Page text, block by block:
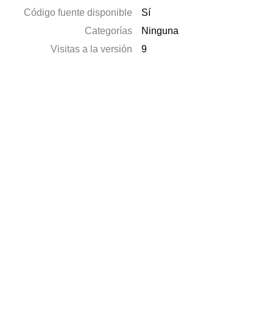
Código fuente disponible
Sí
Categorías
Ninguna
Visitas a la versión
9